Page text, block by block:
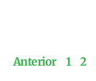
Anterior 1 2